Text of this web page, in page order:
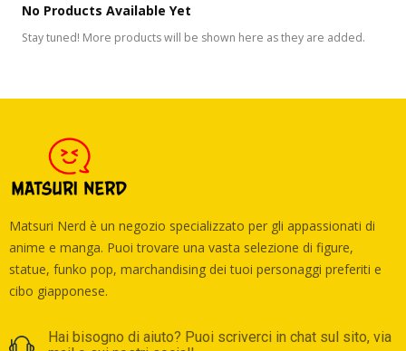
No Products Available Yet
Stay tuned! More products will be shown here as they are added.
Matsuri Nerd è un negozio specializzato per gli appassionati di
anime e manga. Puoi trovare una vasta selezione di figure,
statue, funko pop, marchandising dei tuoi personaggi preferiti e
cibo giapponese.
Hai bisogno di aiuto? Puoi scriverci in chat sul sito, via